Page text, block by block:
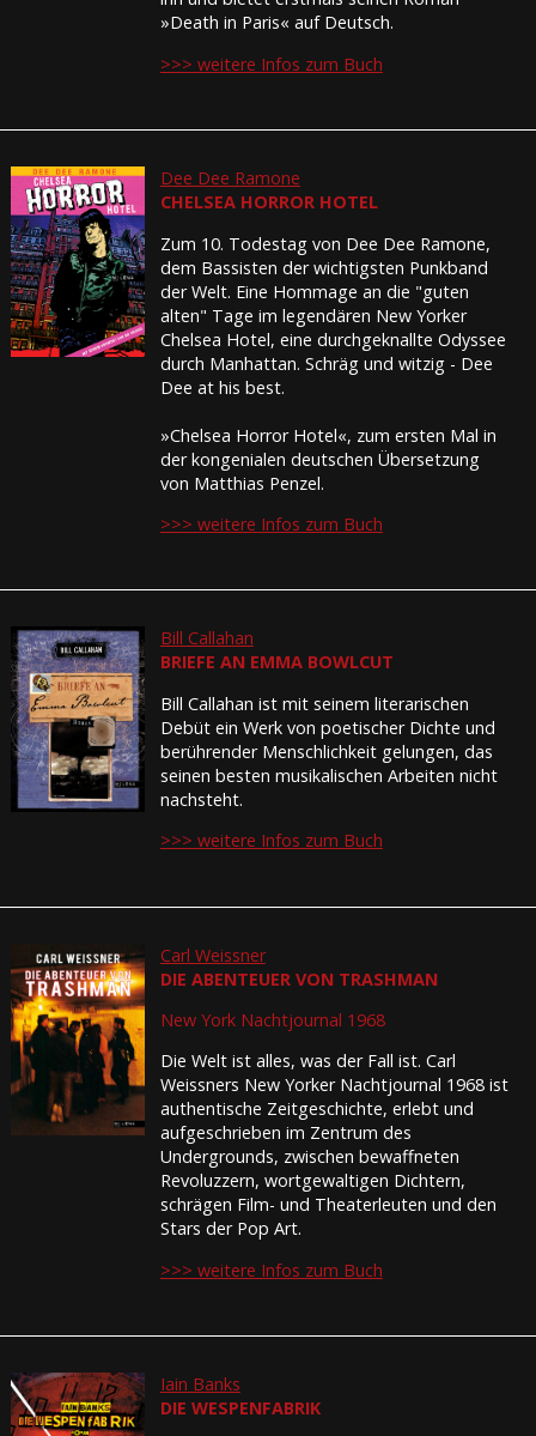
»Death in Paris« auf Deutsch.
>>> weitere Infos zum Buch
Dee Dee Ramone
CHELSEA HORROR HOTEL
Zum 10. Todestag von Dee Dee Ramone,
dem Bassisten der wichtigsten Punkband
der Welt. Eine Hommage an die "guten
alten" Tage im legendären New Yorker
Chelsea Hotel, eine durchgeknallte Odyssee
durch Manhattan. Schräg und witzig - Dee
Dee at his best.
»Chelsea Horror Hotel«, zum ersten Mal in
der kongenialen deutschen Übersetzung
von Matthias Penzel.
>>> weitere Infos zum Buch
Bill Callahan
BRIEFE AN EMMA BOWLCUT
Bill Callahan ist mit seinem literarischen
Debüt ein Werk von poetischer Dichte und
berührender Menschlichkeit gelungen, das
seinen besten musikalischen Arbeiten nicht
nachsteht.
>>> weitere Infos zum Buch
Carl Weissner
DIE ABENTEUER VON TRASHMAN
New York Nachtjournal 1968
Die Welt ist alles, was der Fall ist. Carl
Weissners New Yorker Nachtjournal 1968 ist
authentische Zeitgeschichte, erlebt und
aufgeschrieben im Zentrum des
Undergrounds, zwischen bewaffneten
Revoluzzern, wortgewaltigen Dichtern,
schrägen Film- und Theaterleuten und den
Stars der Pop Art.
>>> weitere Infos zum Buch
Iain Banks
DIE WESPENFABRIK